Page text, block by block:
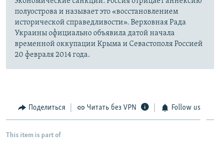
полуострова и называет это «восстановлением
исторической справедливости». Верховная Рада
Украины официально объявила датой начала
временной оккупации Крыма и Севастополя Россией
20 февраля 2014 года.
Поделиться Читать без VPN Follow us
This item is part of